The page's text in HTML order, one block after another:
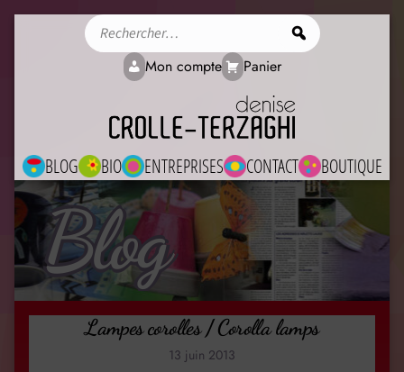
BLOG BIO ENTREPRISES CONTACT BOUTIQUE
Mon compte Panier
Blog
Lampes corolles / Corolla lamps
13 juin 2013